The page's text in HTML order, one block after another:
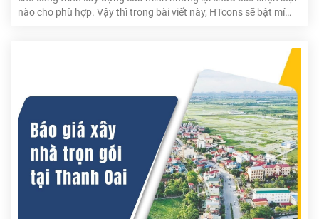
nào cho phù hợp. Vậy thì trong bài viết này, HTcons sẽ bật mí